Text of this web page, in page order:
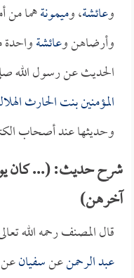
وعائشة، وميمونةهما من
وأرضاهن وعائشة
الحديث عن رسول الله
المؤمنين بنت الحارث
وحديثها عند أصحاب
شرح حديث: (... كان
آخرهن)
قال المصنف رحمه الله
عبد الرحمنعنسفيان